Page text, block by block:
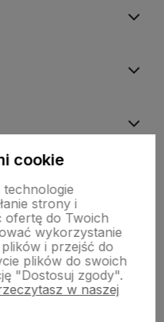
cookie
technologie
strony i
ofertę do Twoich
wykorzystanie
i przejść do
plików do swoich
"Dostosuj zgody".
w naszej